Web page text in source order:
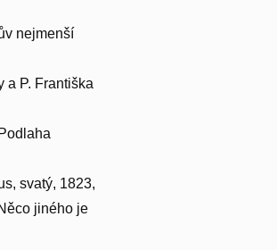
nejmenší
a P. Františka
svatý, 1823,
jiného je